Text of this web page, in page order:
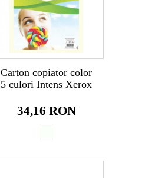
Carton copiator color
5 culori Intens Xerox
34,16 RON